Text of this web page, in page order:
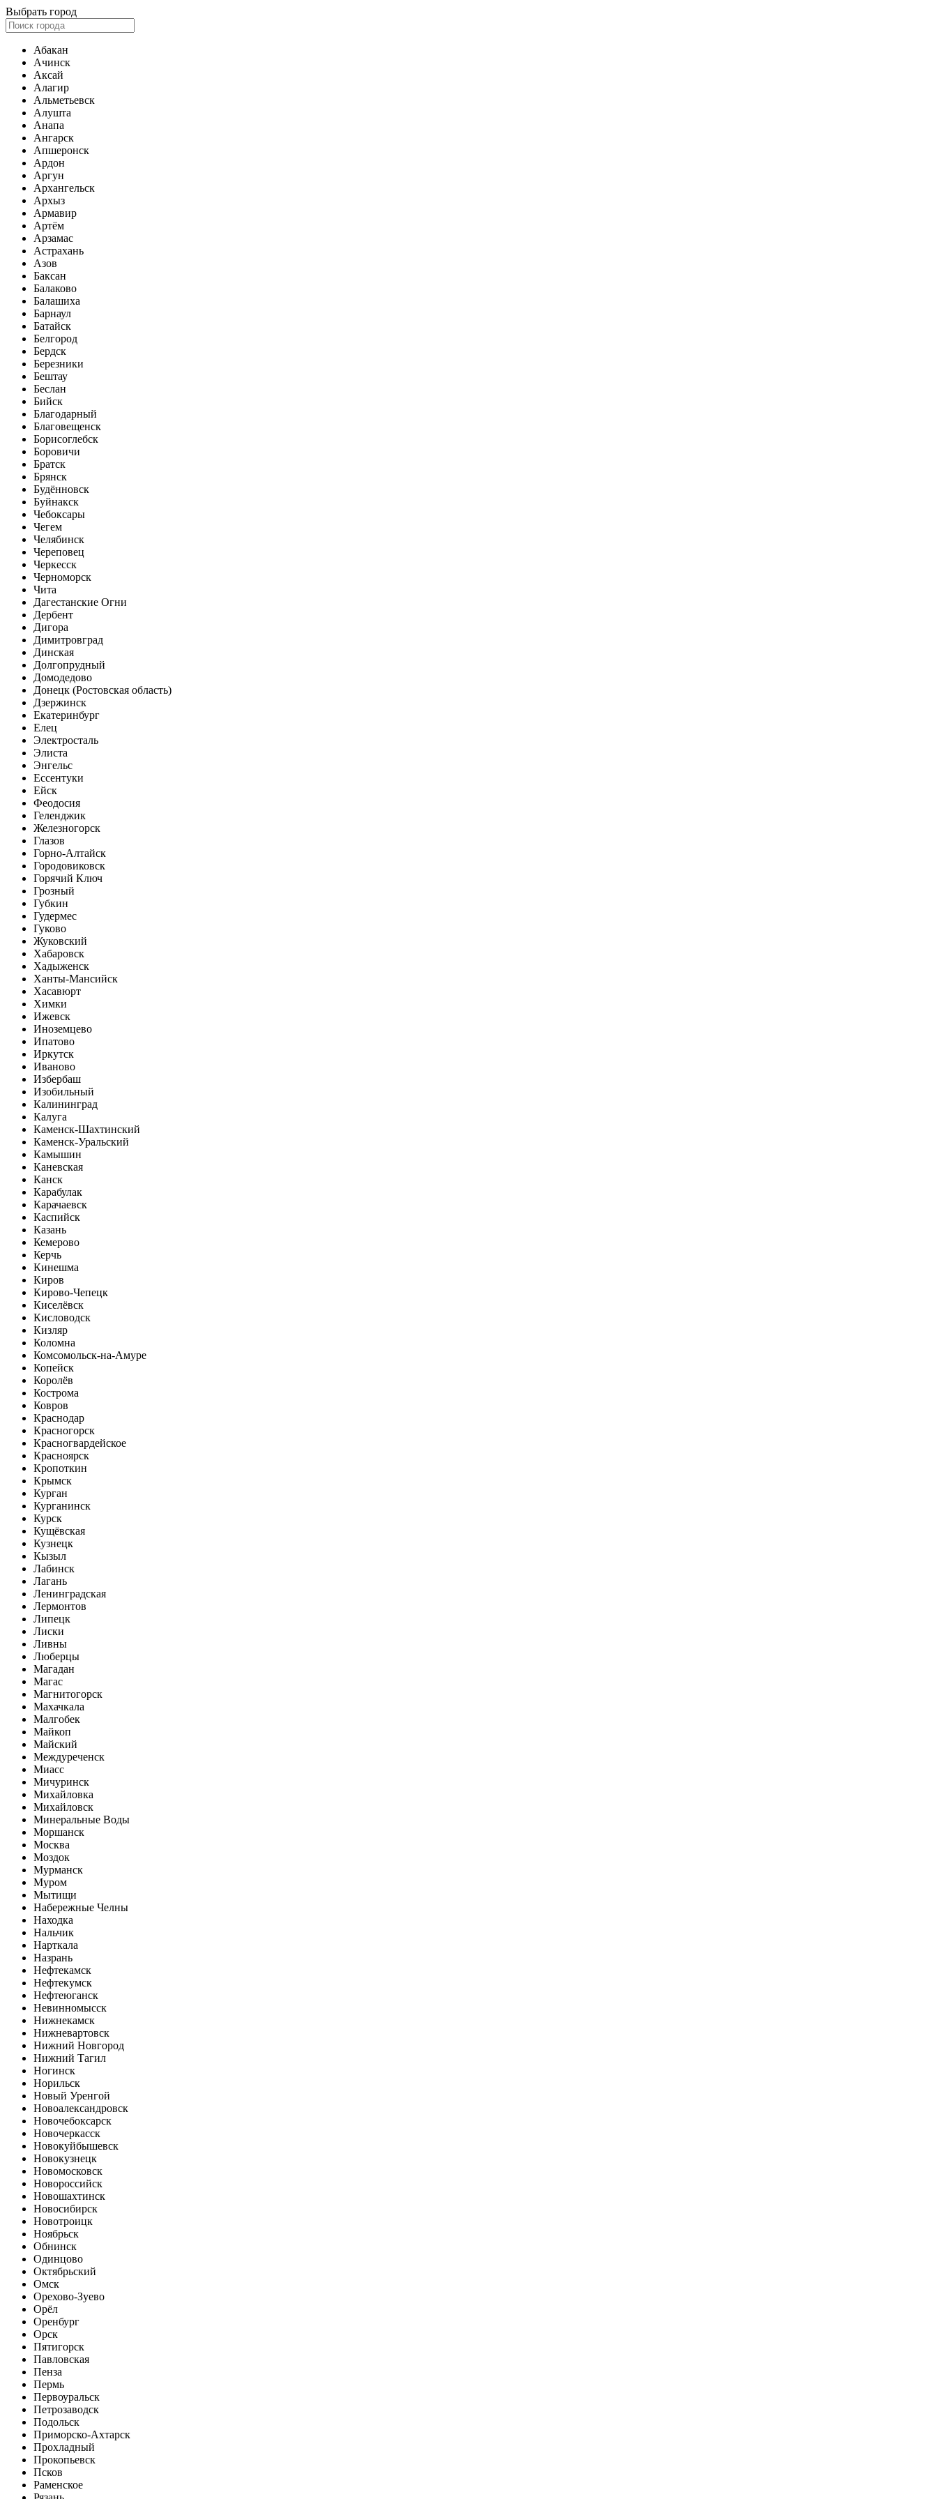
Выбрать город
Абакан
Ачинск
Аксай
Алагир
Альметьевск
Алушта
Анапа
Ангарск
Апшеронск
Ардон
Аргун
Архангельск
Архыз
Армавир
Артём
Арзамас
Астрахань
Азов
Баксан
Балаково
Балашиха
Барнаул
Батайск
Белгород
Бердск
Березники
Бештау
Беслан
Бийск
Благодарный
Благовещенск
Борисоглебск
Боровичи
Братск
Брянск
Будённовск
Буйнакск
Чебоксары
Чегем
Челябинск
Череповец
Черкесск
Черноморск
Чита
Дагестанские Огни
Дербент
Дигора
Димитровград
Динская
Долгопрудный
Домодедово
Донецк (Ростовская область)
Дзержинск
Екатеринбург
Елец
Электросталь
Элиста
Энгельс
Ессентуки
Ейск
Феодосия
Геленджик
Железногорск
Глазов
Горно-Алтайск
Городовиковск
Горячий Ключ
Грозный
Губкин
Гудермес
Гуково
Жуковский
Хабаровск
Хадыженск
Ханты-Мансийск
Хасавюрт
Химки
Ижевск
Иноземцево
Ипатово
Иркутск
Иваново
Избербаш
Изобильный
Калининград
Калуга
Каменск-Шахтинский
Каменск-Уральский
Камышин
Каневская
Канск
Карабулак
Карачаевск
Каспийск
Казань
Кемерово
Керчь
Кинешма
Киров
Кирово-Чепецк
Киселёвск
Кисловодск
Кизляр
Коломна
Комсомольск-на-Амуре
Копейск
Королёв
Кострома
Ковров
Краснодар
Красногорск
Красногвардейское
Красноярск
Кропоткин
Крымск
Курган
Курганинск
Курск
Кущёвская
Кузнецк
Кызыл
Лабинск
Лагань
Ленинградская
Лермонтов
Липецк
Лиски
Ливны
Люберцы
Магадан
Магас
Магнитогорск
Махачкала
Малгобек
Майкоп
Майский
Междуреченск
Миасс
Мичуринск
Михайловка
Михайловск
Минеральные Воды
Моршанск
Москва
Моздок
Мурманск
Муром
Мытищи
Набережные Челны
Находка
Нальчик
Нарткала
Назрань
Нефтекамск
Нефтекумск
Нефтеюганск
Невинномысск
Нижнекамск
Нижневартовск
Нижний Новгород
Нижний Тагил
Ногинск
Норильск
Новый Уренгой
Новоалександровск
Новочебоксарск
Новочеркасск
Новокуйбышевск
Новокузнецк
Новомосковск
Новороссийск
Новошахтинск
Новосибирск
Новотроицк
Ноябрьск
Обнинск
Одинцово
Октябрьский
Омск
Орехово-Зуево
Орёл
Оренбург
Орск
Пятигорск
Павловская
Пенза
Пермь
Первоуральск
Петрозаводск
Подольск
Приморско-Ахтарск
Прохладный
Прокопьевск
Псков
Раменское